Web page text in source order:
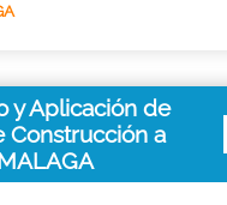
y Aplicación de
Construcción a